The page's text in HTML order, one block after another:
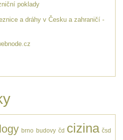
poklady
a dráhy v Česku a zahraničí -
brno budovy čd cizina čsd